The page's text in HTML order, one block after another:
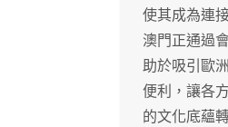
使其成為連
澳門正通過
助於吸引歐
便利，讓各
的文化底蘊